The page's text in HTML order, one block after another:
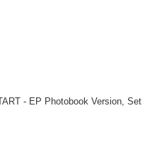
- EP Photobook Version, Set